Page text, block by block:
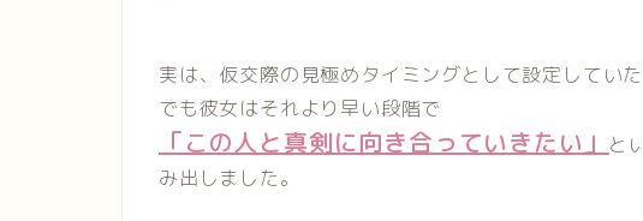
実は、仮交際の見極めタイミングとして設定してい
でも彼女はそれより早い段階で
「この人と真剣に向き合っていきたい」 と
み出しました。